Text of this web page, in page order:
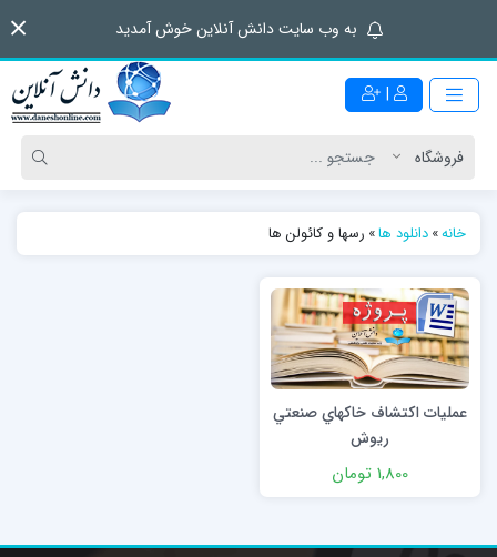
به وب سایت دانش آنلاین خوش آمدید
|
خانه»دانلود ها» رسها و كائولن ها
عمليات اكتشاف خاكهاي صنعتي
ريوش
1,800 تومان